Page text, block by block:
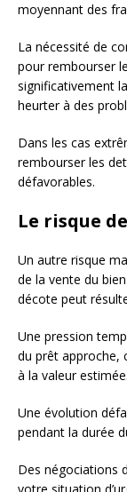
moyennant des
La nécessité de
pour rembourser
significativement
heurter à des
Dans les cas
rembourser les
défavorables.
Le risque
Un autre risque
de la vente du
décote peut
Une pression
du prêt approche,
à la valeur estimée.
Une évolution
pendant la durée
Des négociations